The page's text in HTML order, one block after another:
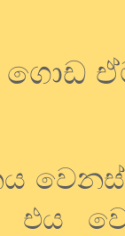
ගොඩ
එය